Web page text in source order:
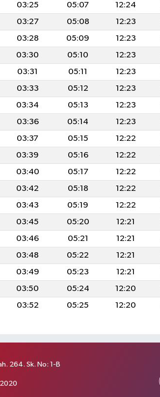
03:25 05:07 12:24
03:27 05:08 12:23
03:28 05:09 12:23
03:30 05:10 12:23
03:31 05:11 12:23
03:33 05:12 12:23
03:34 05:13 12:23
03:36 05:14 12:23
03:37 05:15 12:22
03:39 05:16 12:22
03:40 05:17 12:22
03:42 05:18 12:22
03:43 05:19 12:22
03:45 05:20 12:21
03:46 05:21 12:21
03:48 05:22 12:21
03:49 05:23 12:21
03:50 05:24 12:20
03:52 05:25 12:20
264. Sk. No: 1-B